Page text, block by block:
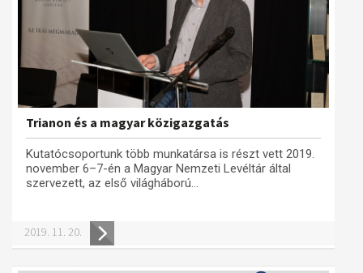
Trianon és a magyar közigazgatás
Kutatócsoportunk több munkatársa is részt vett 2019.
november 6–7-én a Magyar Nemzeti Levéltár által
szervezett, az első világháború...
2019. 11. 20.